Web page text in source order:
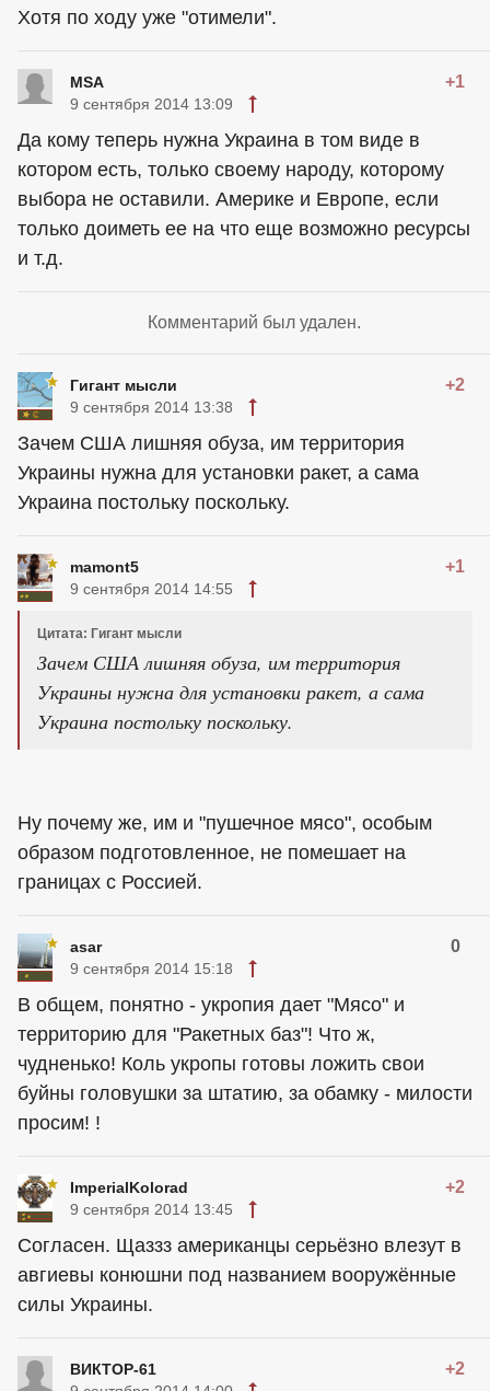
Хотя по ходу уже "отимели".
MSA +1
9 сентября 2014 13:09
Да кому теперь нужна Украина в том виде в
котором есть, только своему народу, которому
выбора не оставили. Америке и Европе, если
только доиметь ее на что еще возможно ресурсы
и т.д.
Комментарий был удален.
Гигант мысли +2
9 сентября 2014 13:38
Зачем США лишняя обуза, им территория
Украины нужна для установки ракет, а сама
Украина постольку поскольку.
mamont5 +1
9 сентября 2014 14:55
Цитата: Гигант мысли
Зачем США лишняя обуза, им территория
Украины нужна для установки ракет, а сама
Украина постольку поскольку.
Ну почему же, им и "пушечное мясо", особым
образом подготовленное, не помешает на
границах с Россией.
asar 0
9 сентября 2014 15:18
В общем, понятно - укропия дает "Мясо" и
территорию для "Ракетных баз"! Что ж,
чудненько! Коль укропы готовы ложить свои
буйны головушки за штатию, за обамку - милости
просим! !
ImperialKolorad +2
9 сентября 2014 13:45
Согласен. Щаззз американцы серьёзно влезут в
авгиевы конюшни под названием вооружённые
силы Украины.
ВИКТОР-61 +2